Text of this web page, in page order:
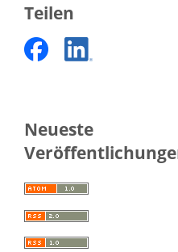
Teilen
Neueste